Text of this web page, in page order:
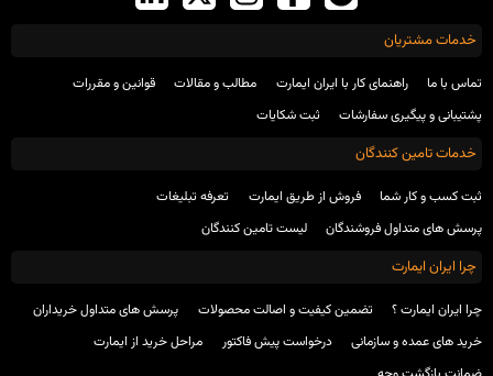
خدمات مشتریان
تماس با ما راهنمای کار با ایران ایمارت مطالب و مقالات
قوانین و مقررات
پشتیبانی و پیگیری سفارشات
ثبت شکایات
خدمات تامین کنندگان
ثبت کسب و کار شما فروش از طریق ایمارت
تعرفه تبلیغات
پرسش های متداول فروشندگان
لیست تامین کنندگان
چرا ایران ایمارت
چرا ایران ایمارت ؟ تضمین کیفیت و اصالت محصولات
پرسش های متداول خریداران
خرید های عمده و سازمانی
درخواست پیش فاکتور
مراحل خرید از ایمارت